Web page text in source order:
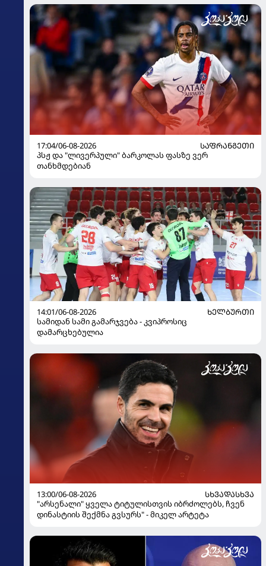
17:04/06-08-2026
ᲡᲐᲤᲠᲐᲜᲒᲔᲗᲘ
პსჟ და "ლივერპული" ბარკოლას ფასზე ვერ
თანხმდებიან
14:01/06-08-2026
ᲮᲔᲚᲑᲣᲠᲗᲘ
სამიდან სამი გამარჯვება - კვიპროსიც
დამარცხებულია
13:00/06-08-2026
ᲡᲮᲕᲐᲓᲐᲡᲮᲕᲐ
"არსენალი" ყველა ტიტულისთვის იბრძოლებს, ჩვენ
დინასტიის შექმნა გვსურს" - მიკელ არტეტა